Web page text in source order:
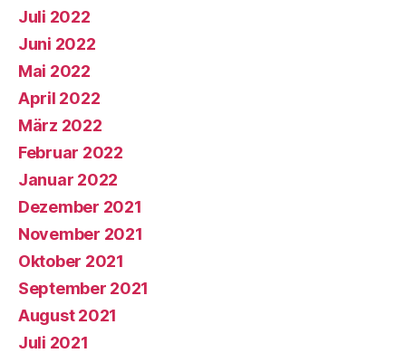
Juli 2022
Juni 2022
Mai 2022
April 2022
März 2022
Februar 2022
Januar 2022
Dezember 2021
November 2021
Oktober 2021
September 2021
August 2021
Juli 2021